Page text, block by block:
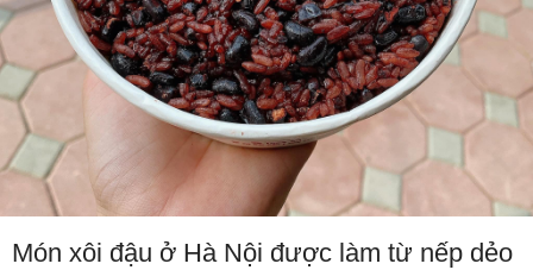
Món xôi đậu ở Hà Nội được làm từ nếp dẻo